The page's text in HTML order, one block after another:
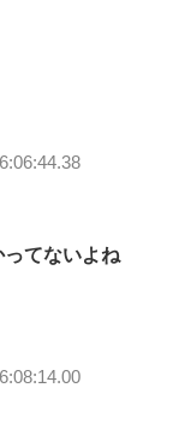
ってないよね